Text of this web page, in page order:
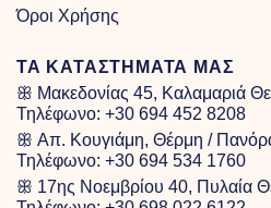
Όροι Χρήσης
ΤΑ ΚΑΤΑΣΤΗΜΑΤΑ ΜΑΣ
ꕥ Μακεδονίας 45, Καλαμαριά
Τηλέφωνο: +30 694 452 8208
ꕥ Απ. Κουγιάμη, Θέρμη /
Τηλέφωνο: +30 694 534 1760
ꕥ 17ης Νοεμβρίου 40, Πυλαία